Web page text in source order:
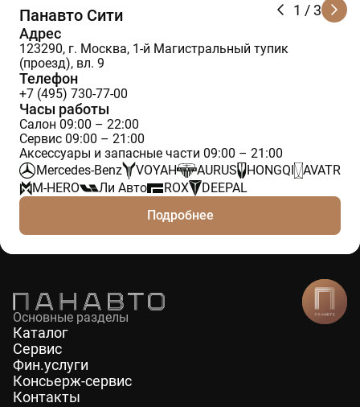
1 / 3
Панавто Сити
Адрес
123290, г. Москва, 1-й Магистральный тупик
(проезд), вл. 9
Телефон
+7 (495) 730-77-00
Часы работы
Салон 09:00 – 22:00
Сервис 09:00 – 21:00
Аксессуары и запасные части 09:00 – 21:00
Mercedes-Benz
VOYAH AURUS HONGQI
AVATR
M-HERO
Ли Авто ROX
DEEPAL
Подробнее
Основные разделы
Каталог
Сервис
Фин.услуги
Консьерж-сервис
Контакты